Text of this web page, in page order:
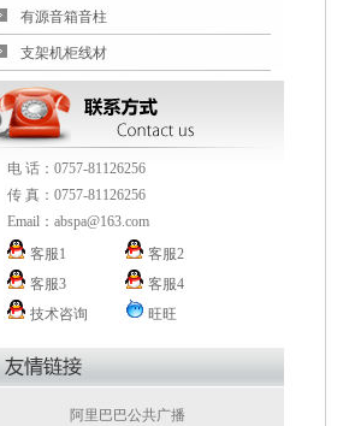
有源音箱音柱
支架机柜线材
电 话：0757-81126256
传 真：0757-81126256
Email： abspa@163.com
客服1
客服2
客服3
客服4
技术咨询
旺旺
阿里巴巴公共广播